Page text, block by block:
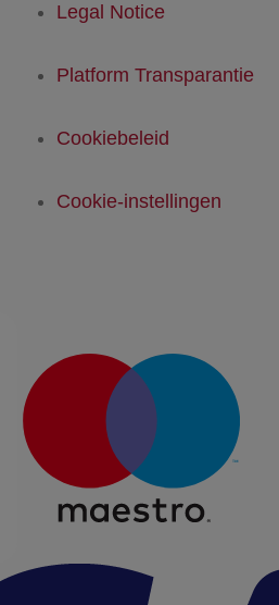
Legal Notice
Platform Transparantie
Cookiebeleid
Cookie-instellingen